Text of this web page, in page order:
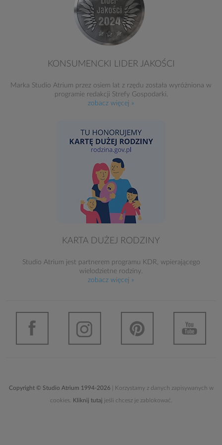
KONSUMENCKI LIDER JAKOŚCI
Marka Studio Atrium przez osiem lat z rzędu została wyróżniona w
programie redakcji Strefy Gospodarki.
zobacz więcej »
KARTA DUŻEJ RODZINY
Studio Atrium jest partnerem programu KDR, wpierającego
wielodzietne rodziny.
zobacz więcej »
Copyright © Studio Atrium 1994-2026| Korzystamy z danych zapisywanych w
cookies. Kliknij tutaj jeśli chcesz je zablokować.